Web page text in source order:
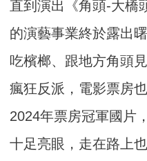
直到演出《角頭-大橋
的演藝事業終於露出
吃檳榔、跟地方角頭
瘋狂反派，電影票房
2024年票房冠軍國片
十足亮眼，走在路上